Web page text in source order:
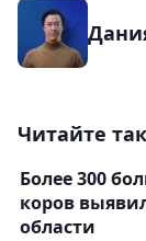
Читайте
Более 300
коров
области